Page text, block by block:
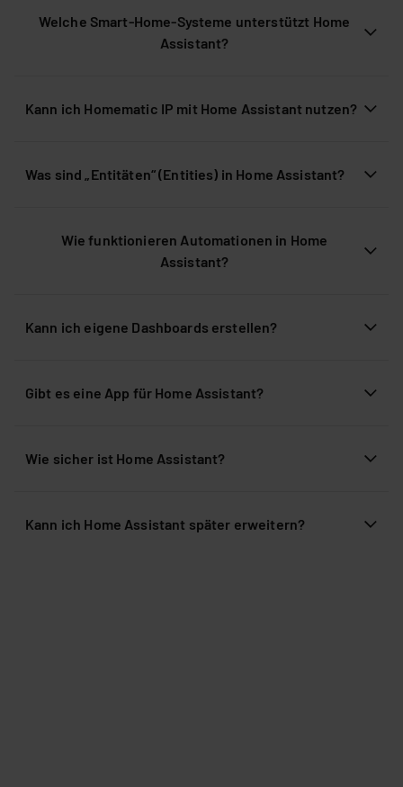
Welche Smart-Home-Systeme unterstützt Home
Assistant?
Kann ich Homematic IP mit Home Assistant nutzen?
Was sind „Entitäten“ (Entities) in Home Assistant?
Wie funktionieren Automationen in Home
Assistant?
Kann ich eigene Dashboards erstellen?
Gibt es eine App für Home Assistant?
Wie sicher ist Home Assistant?
Kann ich Home Assistant später erweitern?